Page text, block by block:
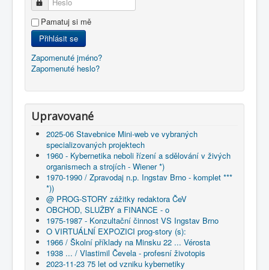
Pamatuj si mě
Přihlásit se
Zapomenuté jméno?
Zapomenuté heslo?
Upravované
2025-06 Stavebnice Mini-web ve vybraných
specializovaných projektech
1960 - Kybernetika neboli řízení a sdělování v živých
organismech a strojích - Wiener *)
1970-1990 / Zpravodaj n.p. Ingstav Brno - komplet ***
*))
@ PROG-STORY zážitky redaktora ČeV
OBCHOD, SLUŽBY a FINANCE - o
1975-1987 - Konzultační činnost VS Ingstav Brno
O VIRTUÁLNÍ EXPOZICI prog-story (s):
1966 / Školní příklady na Minsku 22 ... Vérosta
1938 ... / Vlastimil Čevela - profesní životopis
2023-11-23 75 let od vzniku kybernetiky